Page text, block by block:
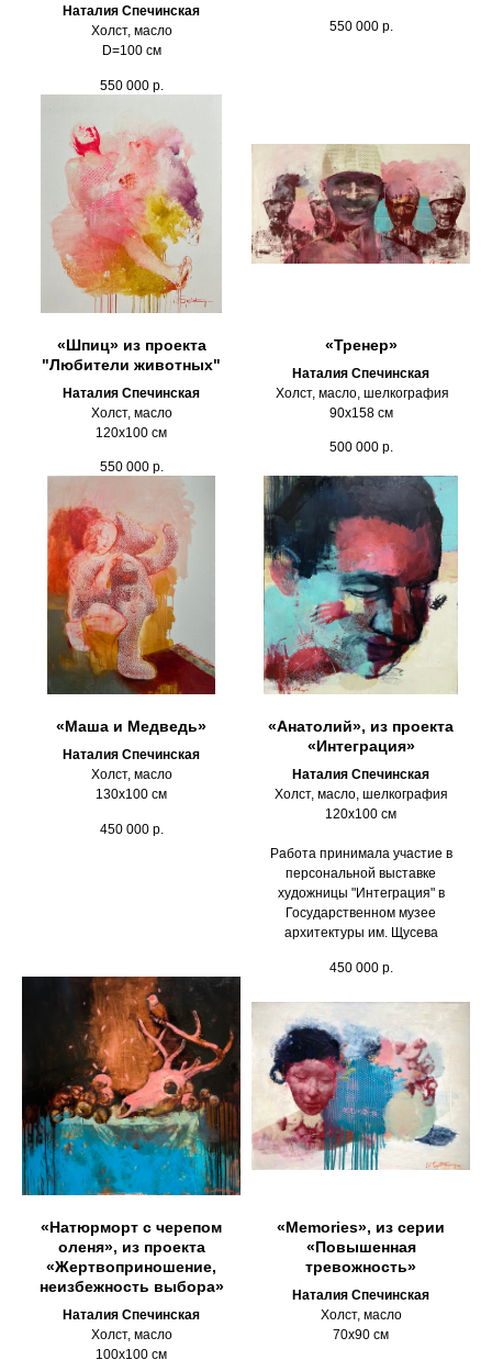
Наталия Спечинская
Холст, масло
D=100 см
550 000 р.
550 000 р.
«Шпиц» из проекта
"Любители животных"
Наталия Спечинская
Холст, масло
120х100 см
550 000 р.
«Тренер»
Наталия Спечинская
Холст, масло, шелкография
90х158 см
500 000 р.
«Маша и Медведь»
Наталия Спечинская
Холст, масло
130х100 см
450 000 р.
«Анатолий», из проекта
«Интеграция»
Наталия Спечинская
Холст, масло, шелкография
120х100 см
Работа принимала участие в
персональной выставке
художницы "Интеграция" в
Государственном музее
архитектуры им. Щусева
450 000 р.
«Натюрморт с черепом
оленя», из проекта
«Жертвоприношение,
неизбежность выбора»
Наталия Спечинская
Холст, масло
100х100 см
«Memories», из серии
«Повышенная
тревожность»
Наталия Спечинская
Холст, масло
70х90 см